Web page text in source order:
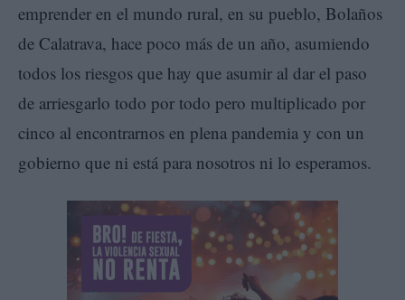
emprender en el mundo rural, en su pueblo, Bolaños
de Calatrava, hace poco más de un año, asumiendo
todos los riesgos que hay que asumir al dar el paso
de arriesgarlo todo por todo pero multiplicado por
cinco al encontrarnos en plena pandemia y con un
gobierno que ni está para nosotros ni lo esperamos.